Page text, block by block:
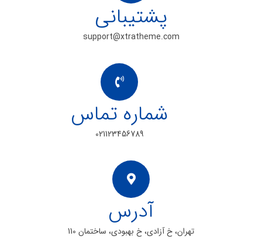
پشتیبانی
support@xtratheme.com
شماره تماس
021123456789
آدرس
تهران، خ آزادی، خ بهبودی، ساختمان 110